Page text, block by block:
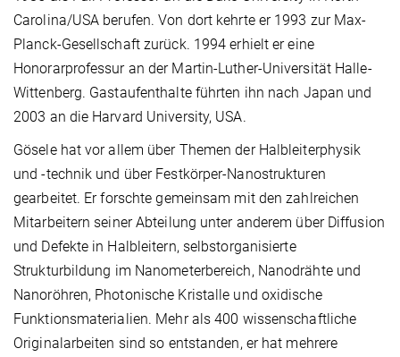
Carolina/USA berufen. Von dort kehrte er 1993 zur Max-
Planck-Gesellschaft zurück. 1994 erhielt er eine
Honorarprofessur an der Martin-Luther-Universität Halle-
Wittenberg. Gastaufenthalte führten ihn nach Japan und
2003 an die Harvard University, USA.
Gösele hat vor allem über Themen der Halbleiterphysik
und -technik und über Festkörper-Nanostrukturen
gearbeitet. Er forschte gemeinsam mit den zahlreichen
Mitarbeitern seiner Abteilung unter anderem über Diffusion
und Defekte in Halbleitern, selbstorganisierte
Strukturbildung im Nanometerbereich, Nanodrähte und
Nanoröhren, Photonische Kristalle und oxidische
Funktionsmaterialien. Mehr als 400 wissenschaftliche
Originalarbeiten sind so entstanden, er hat mehrere